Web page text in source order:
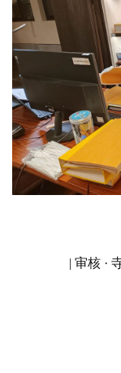
提
专
题
公
益
慈
善
| 审核 ·